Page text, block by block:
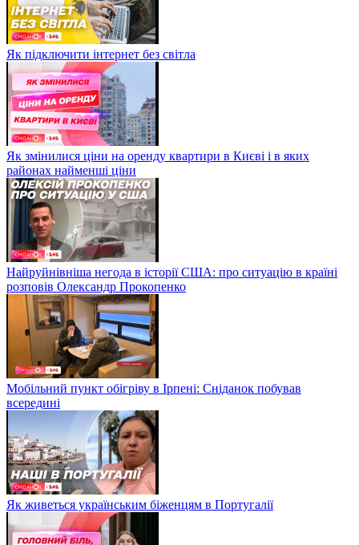
Як підключити інтернет без світла
Як змінилися ціни на оренду квартири в Києві і в яких
районах найменші ціни
Найруйнівніша негода в історії США: про ситуацію в країні
розповів Олександр Прокопенко
Мобільний пункт обігріву в Ірпені: Сніданок побував
всередині
Як живеться українським біженцям в Португалії